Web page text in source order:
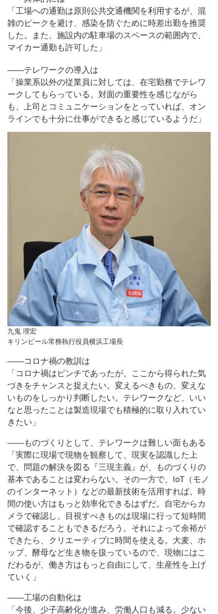
九鬼 理宏
キリンビール常務執行役員横浜工場長
「工場への通勤は原則公共交通機関を利用するが、混
雑のピークを避け、感染を防ぐために時差出勤を推奨
した。また、施設内の駐車場のスペースの範囲内で、
マイカー通勤も許可した」
――テレワークの導入は
「操業系以外の従業員に対しては、在宅勤務でテレワ
ークしてもらっている。対面の重要性を感じながら
も、上司とコミュニケーションをとっていれば、オン
ラインでも十分に仕事ができると感じているようだ」
――コロナ禍の教訓は
「コロナ禍はピンチであったが、ここから得られた気
づきをチャンスと捉えたい。変えるべきもの、変えな
いものをしっかり判断したい。テレワークなど、いい
なと思ったことは製造現場でも積極的に取り入れてい
きたい」
――ものづくりとして、テレワークは難しい面もある
「実際に現場で現物を観察して、現実を認識した上
で、問題の解決を図る『三現主義』が、ものづくりの
基本であることは変わらない。その一方で、IoT（モノ
のインターネット）などの最新技術を活用すれば、時
間の使い方はもっと効率化できるはずだ。自宅からカ
メラで確認し、目視すべきものは現場に行って短時間
で確認することもできるだろう。それによって余裕が
できたら、クリエーティブに時間を使える。大麦、ホ
ップ、酵母など生き物を扱っているので、現物にはこ
だわるが、働き方はもっと自由にして、生産性を上げ
ていく」
――工場の自動化は
「今後、少子高齢化が進み、労働人口も減る。少ない